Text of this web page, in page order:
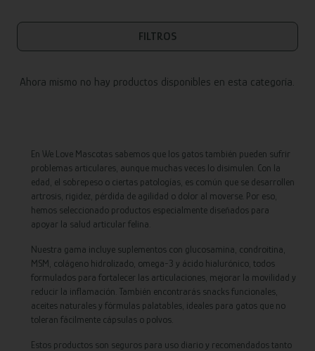
FILTROS
Ahora mismo no hay productos disponibles en esta categoría.
En We Love Mascotas sabemos que los gatos también pueden sufrir
problemas articulares, aunque muchas veces lo disimulen. Con la
edad, el sobrepeso o ciertas patologías, es común que se desarrollen
artrosis, rigidez, pérdida de agilidad o dolor al moverse. Por eso,
hemos seleccionado productos especialmente diseñados para
apoyar la salud articular felina.
Nuestra gama incluye suplementos con glucosamina, condroitina,
MSM, colágeno hidrolizado, omega-3 y ácido hialurónico, todos
formulados para fortalecer las articulaciones, mejorar la movilidad y
reducir la inflamación. También encontrarás snacks funcionales,
aceites naturales y fórmulas palatables, ideales para gatos que no
toleran fácilmente cápsulas o polvos.
Estos productos son seguros para uso diario y recomendados tanto